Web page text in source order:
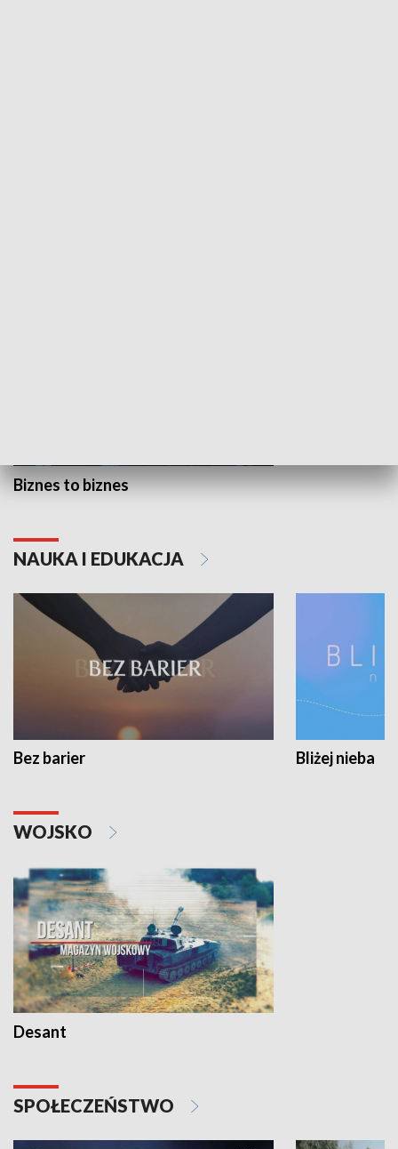
Biznes to biznes
NAUKA I EDUKACJA
Bez barier Bliżej nieba
WOJSKO
Desant
SPOŁECZEŃSTWO